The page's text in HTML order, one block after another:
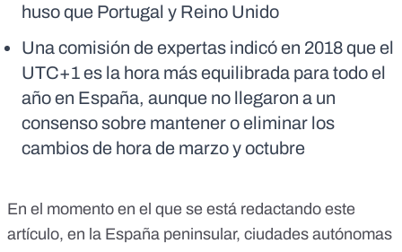
huso que Portugal y Reino Unido
Una comisión de expertas indicó en 2018 que el
UTC+1 es la hora más equilibrada para todo el
año en España, aunque no llegaron a un
consenso sobre mantener o eliminar los
cambios de hora de marzo y octubre
En el momento en el que se está redactando este
artículo, en la España peninsular, ciudades autónomas